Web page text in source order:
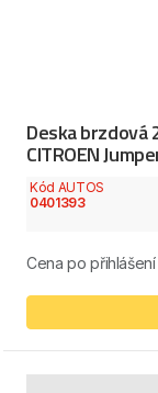
Deska brzdová
CITROEN
Kód AUTOS
0401393
Cena po přihlášení